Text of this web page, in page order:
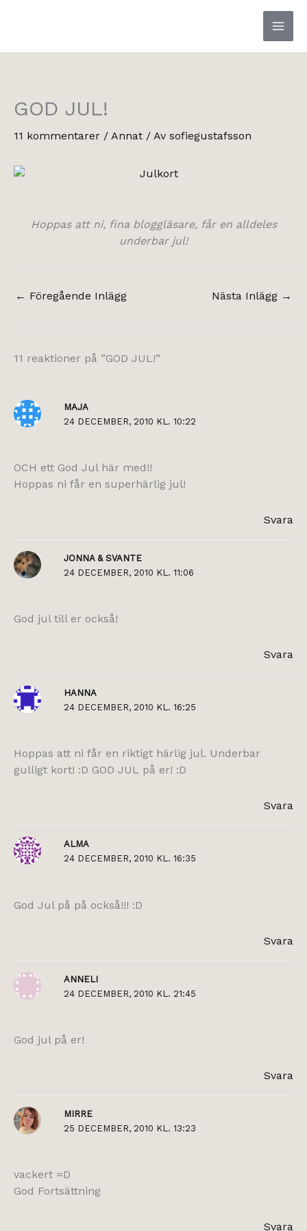
GOD JUL!
11 kommentarer / Annat / Av sofiegustafsson
Hoppas att ni, fina bloggläsare, får en alldeles
underbar jul!
← Föregående Inlägg Nästa Inlägg →
11 reaktioner på ”GOD JUL!”
MAJA
24 DECEMBER, 2010 KL. 10:22
OCH ett God Jul här med!!
Hoppas ni får en superhärlig jul!
Svara
JONNA & SVANTE
24 DECEMBER, 2010 KL. 11:06
God jul till er också!
Svara
HANNA
24 DECEMBER, 2010 KL. 16:25
Hoppas att ni får en riktigt härlig jul. Underbar
gulligt kort! :D GOD JUL på er! :D
Svara
ALMA
24 DECEMBER, 2010 KL. 16:35
God Jul på på också!!! :D
Svara
ANNELI
24 DECEMBER, 2010 KL. 21:45
God jul på er!
Svara
MIRRE
25 DECEMBER, 2010 KL. 13:23
vackert =D
God Fortsättning
Svara